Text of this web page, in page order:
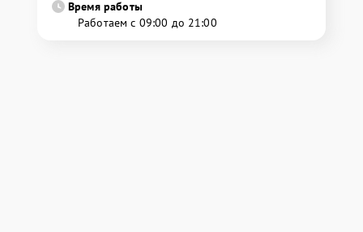
Время работы
Работаем с 09:00 до 21:00